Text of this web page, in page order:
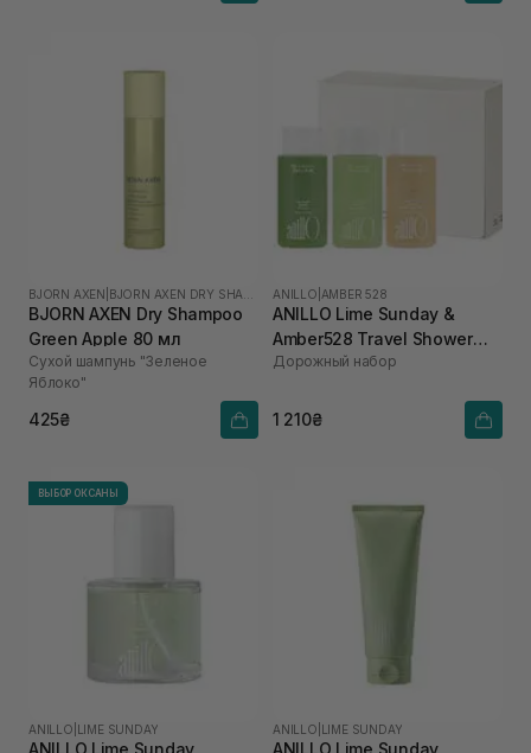
BJORN AXEN
BJORN AXEN Dry Shampoo
Green Apple 80 мл
Сухой шампунь "Зеленое
Яблоко"
425₴
ANILLO AMBER 528
ANILLO Lime Sunday &
Amber528 Travel Shower
Set
Дорожный набор
1 210₴
ВЫБОР ОКСАНЫ
ANILLO LIME SUNDAY
ANILLO Lime Sunday
ANILLO LIME SUNDAY
ANILLO Lime Sunday